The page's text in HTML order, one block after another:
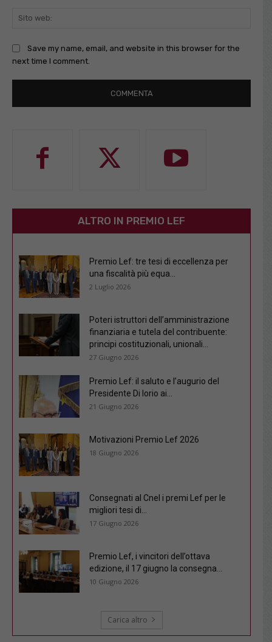
Save my name, email, and website in this browser for the
next time I comment.
ALTRO IN PREMIO LEF
Premio Lef: tre tesi di eccellenza per
una fiscalità più equa...
2 Luglio 2026
Poteri istruttori dell’amministrazione
finanziaria e tutela del contribuente:
principi costituzionali, unionali...
27 Giugno 2026
Premio Lef: il saluto e l’augurio del
Presidente Di Iorio ai...
21 Giugno 2026
Motivazioni Premio Lef 2026
18 Giugno 2026
Consegnati al Cnel i premi Lef per le
migliori tesi di...
17 Giugno 2026
Premio Lef, i vincitori dell’ottava
edizione, il 17 giugno la consegna...
10 Giugno 2026
Carica altro